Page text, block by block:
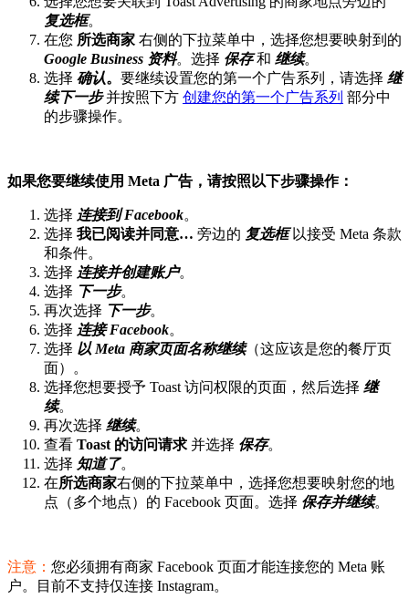
复选框。
在您 所选商家 右侧的下拉菜单中，选择您想要映射到的
Google Business 资料。选择 保存和 继续。
选择 确认。 要继续设置您的第一个广告系列，请选择 继
续下一步并按照下方 创建您的第一个广告系列 部分中
的步骤操作。
如果您要继续使用 Meta 广告，请按照以下步骤操作：
选择 连接到 Facebook。
选择 我已阅读并同意… 旁边的 复选框 以接受 Meta 条款
和条件。
选择 连接并创建账户。
选择 下一步。
再次选择 下一步。
选择 连接 Facebook。
选择 以 Meta 商家页面名称继续（这应该是您的餐厅页
面）。
选择您想要授予 Toast 访问权限的页面，然后选择 继
续。
再次选择 继续。
查看 Toast 的访问请求 并选择 保存。
选择 知道了。
在所选商家右侧的下拉菜单中，选择您想要映射您的地
点（多个地点）的 Facebook 页面。选择 保存并继续。
注意： 您必须拥有商家 Facebook 页面才能连接您的 Meta 账
户。目前不支持仅连接 Instagram。